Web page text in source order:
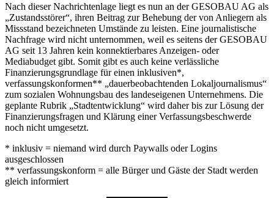
Nach dieser Nachrichtenlage liegt es nun an der GESOBAU AG als
„Zustandsstörer“, ihren Beitrag zur Behebung der von Anliegern als
Missstand bezeichneten Umstände zu leisten. Eine journalistische
Nachfrage wird nicht unternommen, weil es seitens der GESOBAU
AG seit 13 Jahren kein konnektierbares Anzeigen- oder
Mediabudget gibt. Somit gibt es auch keine verlässliche
Finanzierungsgrundlage für einen inklusiven*,
verfassungskonformen** „dauerbeobachtenden Lokaljournalismus“
zum sozialen Wohnungsbau des landeseigenen Unternehmens. Die
geplante Rubrik „Stadtentwicklung“ wird daher bis zur Lösung der
Finanzierungsfragen und Klärung einer Verfassungsbeschwerde
noch nicht umgesetzt.
* inklusiv = niemand wird durch Paywalls oder Logins
ausgeschlossen
** verfassungskonform = alle Bürger und Gäste der Stadt werden
gleich informiert